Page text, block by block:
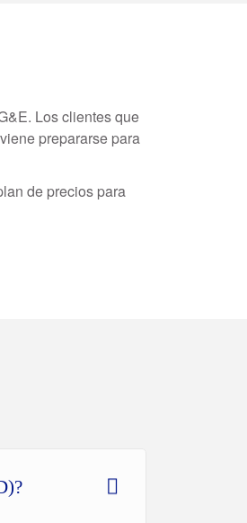
Los clientes que
prepararse para
de precios para